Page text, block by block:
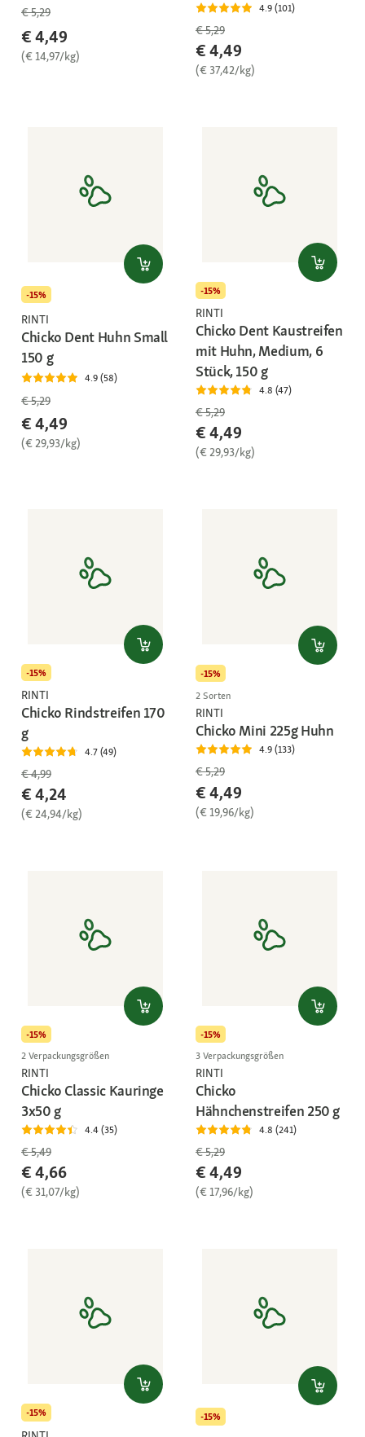
€ 5,29
€ 4,49
(€ 14,97/kg)
4.9 (101)
€ 5,29
€ 4,49
(€ 37,42/kg)
-15%
RINTI
Chicko Dent Huhn Small
150 g
4.9 (58)
€ 5,29
€ 4,49
(€ 29,93/kg)
-15%
RINTI
Chicko Dent Kaustreifen
mit Huhn, Medium, 6
Stück, 150 g
4.8 (47)
€ 5,29
€ 4,49
(€ 29,93/kg)
-15%
RINTI
Chicko Rindstreifen 170
g
4.7 (49)
€ 4,99
€ 4,24
(€ 24,94/kg)
-15%
2 Sorten
RINTI
Chicko Mini 225g Huhn
4.9 (133)
€ 5,29
€ 4,49
(€ 19,96/kg)
-15%
2 Verpackungsgrößen
RINTI
Chicko Classic Kauringe
3x50 g
4.4 (35)
€ 5,49
€ 4,66
(€ 31,07/kg)
-15%
3 Verpackungsgrößen
RINTI
Chicko
Hähnchenstreifen 250 g
4.8 (241)
€ 5,29
€ 4,49
(€ 17,96/kg)
-15% -15%